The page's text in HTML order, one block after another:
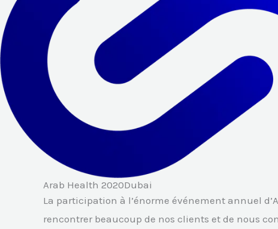
Arab Health 2020Dubai
La participation à l’énorme événement annuel
rencontrer beaucoup de nos clients et de nous